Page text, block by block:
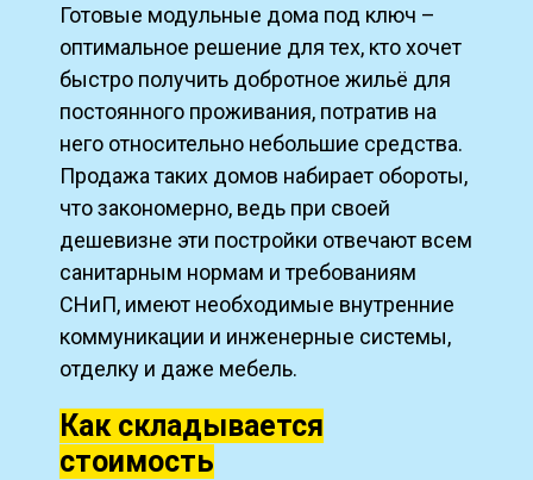
Готовые модульные дома под ключ –
оптимальное решение для тех, кто хочет
быстро получить добротное жильё для
постоянного проживания, потратив на
него относительно небольшие средства.
Продажа таких домов набирает обороты,
что закономерно, ведь при своей
дешевизне эти постройки отвечают всем
санитарным нормам и требованиям
СНиП, имеют необходимые внутренние
коммуникации и инженерные системы,
отделку и даже мебель.
Как складывается
стоимость